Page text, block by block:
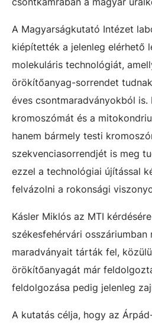
A Magyarságkutató Intézet
kiépítették a jelenleg elérhető
molekuláris technológiát,
örökítőanyag-sorrendet
éves csontmaradványokból is.
kromoszómát és a
hanem bármely testi
szekvenciasorrendjét is meg
ezzel a technológiai újítással
felvázolni a rokonsági
Kásler Miklós az MTI
székesfehérvári
maradványait tárták fel,
örökítőanyagát már
feldolgozása pedig jelenleg
A kutatás célja, hogy az